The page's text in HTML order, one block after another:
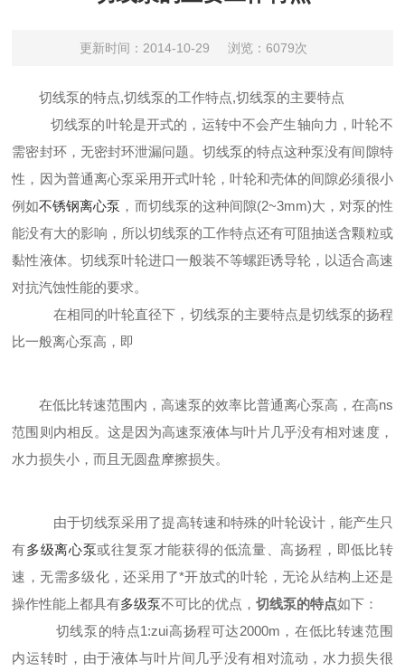
更新时间：2014-10-29 浏览：6079次
切线泵的特点,切线泵的工作特点,切线泵的主要特点
切线泵的叶轮是开式的，运转中不会产生轴向力，叶轮不
需密封环，无密封环泄漏问题。切线泵的特点这种泵没有间隙特
性，因为普通离心泵采用开式叶轮，叶轮和壳体的间隙必须很小
例如不锈钢离心泵 ， 而切线泵的这种间隙(2~3mm)大，对泵的性
能没有大的影响，所以切线泵的工作特点还有可阻抽送含颗粒或
黏性液体。切线泵叶轮进口一般装不等螺距诱导轮，以适合高速
对抗汽蚀性能的要求。
在相同的叶轮直径下， 切线泵的主要特点是切线泵的扬程
比一般离心泵高，即
在低比转速范围内，高速泵的效率比普通离心泵高，在高ns
范围则内相反。这是因为高速泵液体与叶片几乎没有相对速度，
水力损失小，而且无圆盘摩擦损失。
由于切线泵采用了提高转速和特殊的叶轮设计， 能产生只
有多级离心泵或往复泵才能获得的低流量、高扬程，即低比转
速，无需多级化，还采用了*开放式的叶轮，无论从结构上还是
操作性能上都具有多级泵不可比的优点，切线泵的特点如下：
切线泵的特点1:zui高扬程可达2000m，在低比转速范围
内运转时，由于液体与叶片间几乎没有相对流动，水力损失很